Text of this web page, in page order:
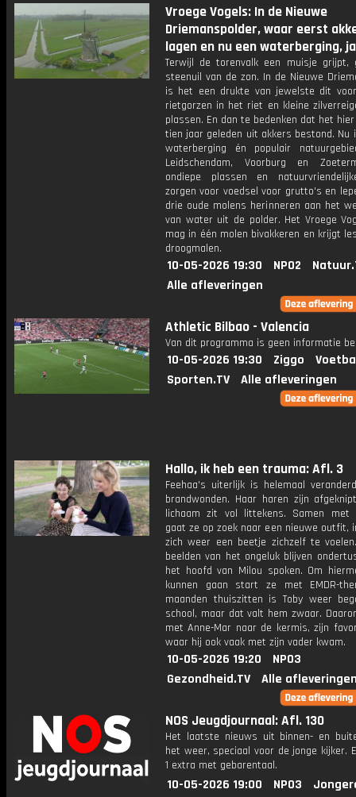
Vroege Vogels: In de Nieuwe
Driemanspolder, waar eerst
lagen en nu een waterberging,
Terwijl de torenvalk een muisje grijpt,
steenuil van de zon. In de Nieuwe
is het een drukte van jewelste dit
rietgorzen in het riet en kleine
plassen. En dan te bedenken dat het
tien jaar geleden uit akkers bestond. Nu
waterberging én populair
Leidschendam, Voorburg en
ondiepe plassen en
zorgen voor voedsel voor grutto's en
drie oude molens herinneren aan het
van water uit de polder. Het Vroege
mag in één molen bivakkeren en krijgt
droogmalen.
10-05-2026 19:30 NPO2
Alle afleveringen
Athletic Bilbao - Valencia
Van dit programma is geen informatie
10-05-2026 19:30 Ziggo
Sporten.TV
Alle afleveringen
Hallo, ik heb een trauma: Afl. 3
Feehaa's uiterlijk is helemaal
brandwonden. Haar haren zijn
lichaam zit vol littekens. Samen met
gaat ze op zoek naar een nieuwe outfit,
zich weer een beetje zichzelf te
beelden van het ongeluk blijven
het hoofd van Milou spoken. Om
kunnen gaan start ze met EMDR-
maanden thuiszitten is Toby weer
school, maar dat valt hem zwaar.
met Anne-Mar naar de kermis, zijn
waar hij ook vaak met zijn vader kwam.
10-05-2026 19:20
NPO3
Gezondheid.TV
Alle
NOS Jeugdjournaal: Afl. 130
Het laatste nieuws uit binnen- en
het weer, speciaal voor de jonge kijker.
1 extra met gebarentaal.
10-05-2026 19:00 NPO3